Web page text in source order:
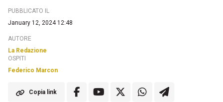
PUBBLICATO IL
January 12, 2024 12:48
AUTORE
La Redazione
OSPITI
Federico Marcon
Copia link